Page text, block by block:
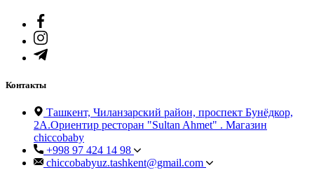
Контакты
Ташкент, Чиланзарский район, проспект Бунёдкор,
2А.Ориентир ресторан "Sultan Ahmet" . Магазин
chiccobaby
+998 97 424 14 98
chiccobabyuz.tashkent@gmail.com